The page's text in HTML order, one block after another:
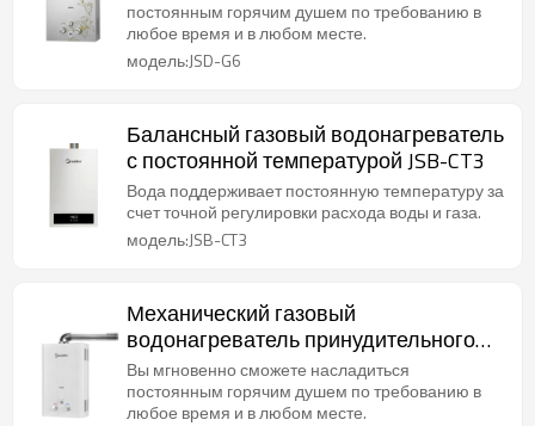
точностью до 1 градуса.
постоянным горячим душем по требованию в
любое время и в любом месте.
модель:JSD-G6
Балансный газовый водонагреватель
с постоянной температурой JSB-CT3
Вода поддерживает постоянную температуру за
счет точной регулировки расхода воды и газа.
модель:JSB-CT3
Механический газовый
водонагреватель принудительного
типа JSQ-W6D
Вы мгновенно сможете насладиться
постоянным горячим душем по требованию в
любое время и в любом месте.